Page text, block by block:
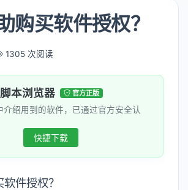
购买软件授权？
1305 次阅读
本浏览器 官方正版
介绍用到的软件，已通过官方安全认
快捷下载
件授权？